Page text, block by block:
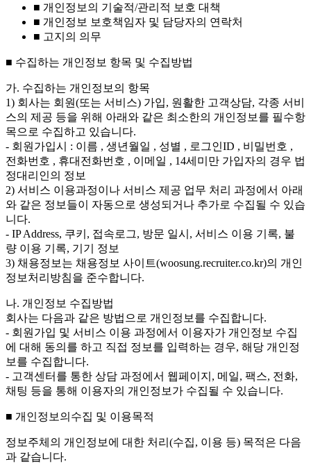
■ 개인정보의 기술적/관리적 보호 대책
■ 개인정보 보호책임자 및 담당자의 연락처
■ 고지의 의무
■ 수집하는 개인정보 항목 및 수집방법
가. 수집하는 개인정보의 항목
1) 회사는 회원(또는 서비스) 가입, 원활한 고객상담, 각종 서비
스의 제공 등을 위해 아래와 같은 최소한의 개인정보를 필수항
목으로 수집하고 있습니다.
- 회원가입시 : 이름 , 생년월일 , 성별 , 로그인ID , 비밀번호 ,
전화번호 , 휴대전화번호 , 이메일 , 14세미만 가입자의 경우 법
정대리인의 정보
2) 서비스 이용과정이나 서비스 제공 업무 처리 과정에서 아래
와 같은 정보들이 자동으로 생성되거나 추가로 수집될 수 있습
니다.
- IP Address, 쿠키, 접속로그, 방문 일시, 서비스 이용 기록, 불
량 이용 기록, 기기 정보
3) 채용정보는 채용정보 사이트(woosung.recruiter.co.kr)의 개인
정보처리방침을 준수합니다.
나. 개인정보 수집방법
회사는 다음과 같은 방법으로 개인정보를 수집합니다.
- 회원가입 및 서비스 이용 과정에서 이용자가 개인정보 수집
에 대해 동의를 하고 직접 정보를 입력하는 경우, 해당 개인정
보를 수집합니다.
- 고객센터를 통한 상담 과정에서 웹페이지, 메일, 팩스, 전화,
채팅 등을 통해 이용자의 개인정보가 수집될 수 있습니다.
■ 개인정보의수집 및 이용목적
정보주체의 개인정보에 대한 처리(수집, 이용 등) 목적은 다음
과 같습니다.